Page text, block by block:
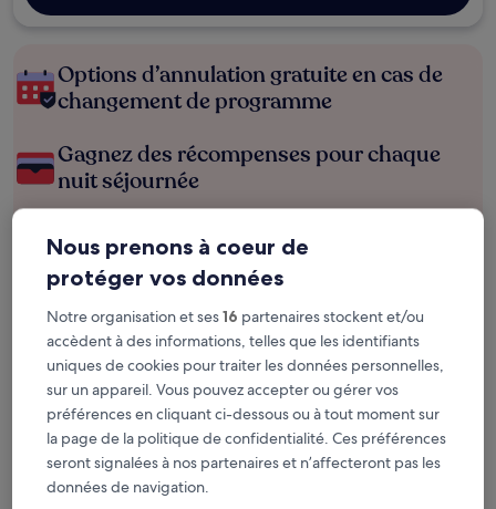
Options d’annulation gratuite en cas de
changement de programme
Gagnez des récompenses pour chaque
nuit séjournée
Économisez plus grâce aux Prix membres
Consultez les prix pour ces dates
Ce soir
6 août - 7 août
Demain
7 août - 8 août
Ce week-end
7 août - 9 août
Le week-end prochain
14 août - 16 août
Recommandés
Nous prenons à coeur de
protéger vos données
Notre organisation et ses16 partenaires stockent et/ou
accèdent à des informations, telles que les identifiants
uniques de cookies pour traiter les données personnelles,
sur un appareil. Vous pouvez accepter ou gérer vos
préférences en cliquant ci-dessous ou à tout moment sur
la page de la politique de confidentialité. Ces préférences
seront signalées à nos partenaires et n’affecteront pas les
données de navigation.